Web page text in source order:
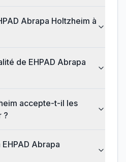
Abrapa Holtzheim à
de EHPAD Abrapa
accepte-t-il les
?
Abrapa